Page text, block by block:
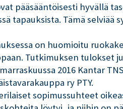
pääsääntöisesti hyvällä
tapauksista. Tämä
on huomioitu
Tutkimuksen tulokset
2016 Kantar
ry PTY.
sopimussuhteet